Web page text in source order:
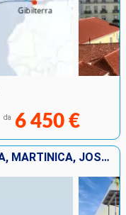
da 6 450 €
PORTORICO, ANTIGUA E BARBUDA, MARTINICA, JOST VAN DYKE, STATI UNITI